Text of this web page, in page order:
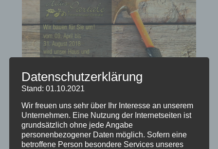
Wir bauen für Sie um
vonHausPartale|Apr. 5, 2018|Haus Partale
Datenschutzerklärung
Stand: 01.10.2021
Wir freuen uns sehr über Ihr Interesse an unserem
Unternehmen. Eine Nutzung der Internetseiten ist
grundsätzlich ohne jede Angabe
personenbezogener Daten möglich. Sofern eine
betroffene Person besondere Services unseres